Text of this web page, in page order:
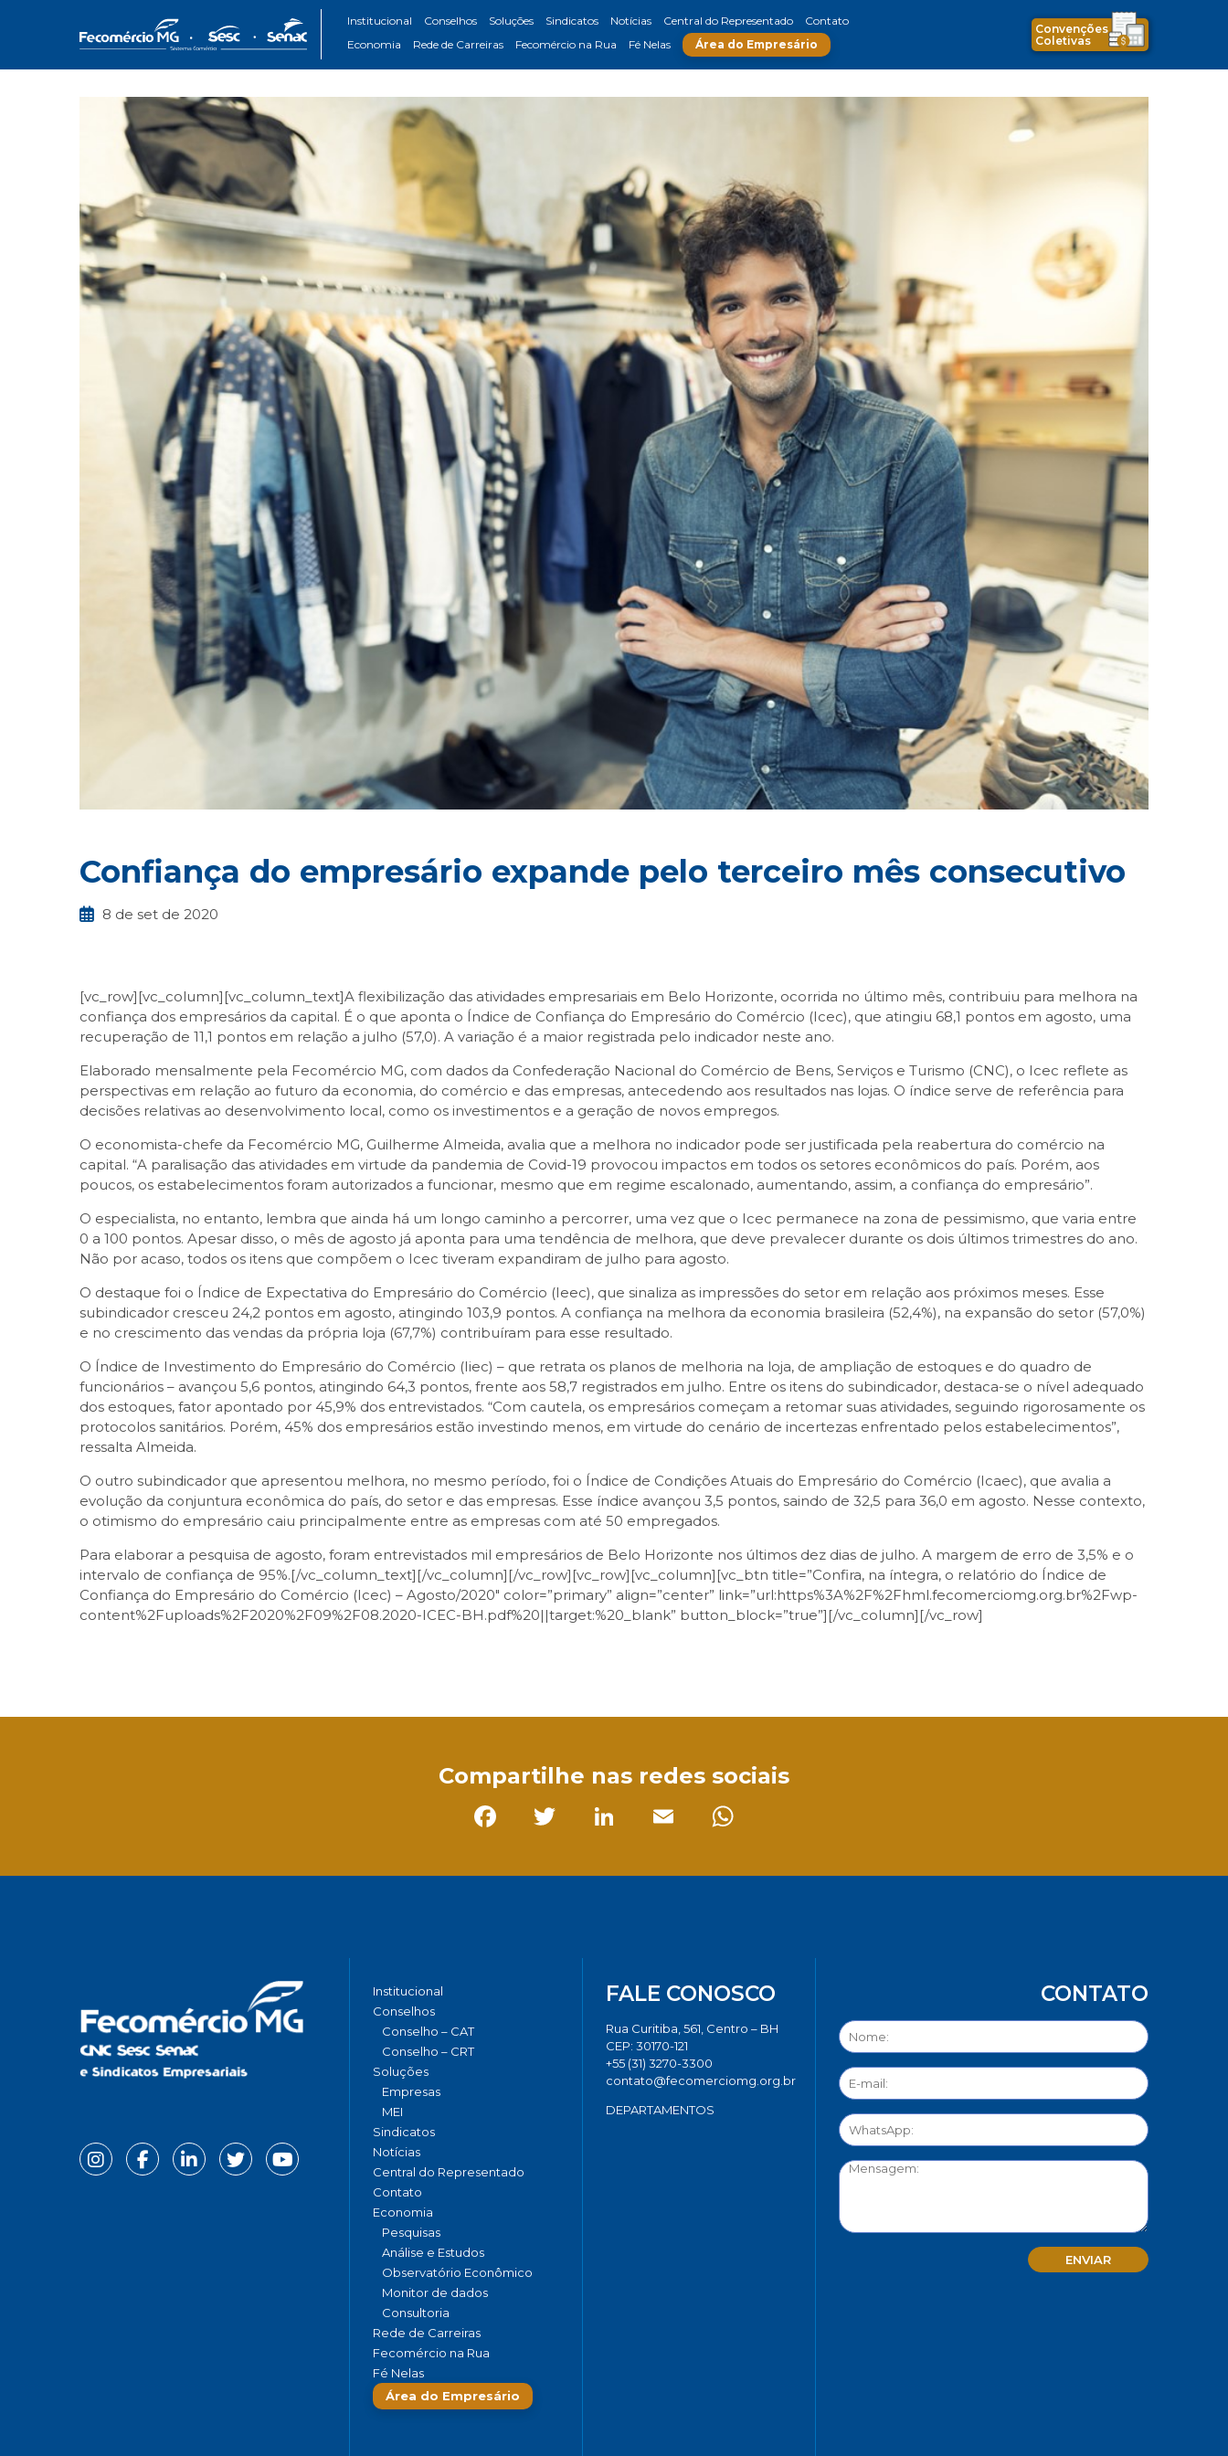
Institucional Conselhos Soluções Sindicatos Notícias Central do Representado
Contato
Economia
Rede de Carreiras Fecomércio na Rua Fé Nelas Área do Empresário
Convenções
Coletivas
Confiança do empresário expande pelo terceiro mês consecutivo
8 de set de 2020
[vc_row][vc_column][vc_column_text]A flexibilização das atividades empresariais em Belo Horizonte, ocorrida no último mês, contribuiu para melhora na
confiança dos empresários da capital. É o que aponta o Índice de Confiança do Empresário do Comércio (Icec), que atingiu 68,1 pontos em agosto, uma
recuperação de 11,1 pontos em relação a julho (57,0). A variação é a maior registrada pelo indicador neste ano.
Elaborado mensalmente pela Fecomércio MG, com dados da Confederação Nacional do Comércio de Bens, Serviços e Turismo (CNC), o Icec reflete as
perspectivas em relação ao futuro da economia, do comércio e das empresas, antecedendo aos resultados nas lojas. O índice serve de referência para
decisões relativas ao desenvolvimento local, como os investimentos e a geração de novos empregos.
O economista-chefe da Fecomércio MG, Guilherme Almeida, avalia que a melhora no indicador pode ser justificada pela reabertura do comércio na
capital. “A paralisação das atividades em virtude da pandemia de Covid-19 provocou impactos em todos os setores econômicos do país. Porém, aos
poucos, os estabelecimentos foram autorizados a funcionar, mesmo que em regime escalonado, aumentando, assim, a confiança do empresário”.
O especialista, no entanto, lembra que ainda há um longo caminho a percorrer, uma vez que o Icec permanece na zona de pessimismo, que varia entre
0 a 100 pontos. Apesar disso, o mês de agosto já aponta para uma tendência de melhora, que deve prevalecer durante os dois últimos trimestres do ano.
Não por acaso, todos os itens que compõem o Icec tiveram expandiram de julho para agosto.
O destaque foi o Índice de Expectativa do Empresário do Comércio (Ieec), que sinaliza as impressões do setor em relação aos próximos meses. Esse
subindicador cresceu 24,2 pontos em agosto, atingindo 103,9 pontos. A confiança na melhora da economia brasileira (52,4%), na expansão do setor (57,0%)
e no crescimento das vendas da própria loja (67,7%) contribuíram para esse resultado.
O Índice de Investimento do Empresário do Comércio (Iiec) – que retrata os planos de melhoria na loja, de ampliação de estoques e do quadro de
funcionários – avançou 5,6 pontos, atingindo 64,3 pontos, frente aos 58,7 registrados em julho. Entre os itens do subindicador, destaca-se o nível adequado
dos estoques, fator apontado por 45,9% dos entrevistados. “Com cautela, os empresários começam a retomar suas atividades, seguindo rigorosamente os
protocolos sanitários. Porém, 45% dos empresários estão investindo menos, em virtude do cenário de incertezas enfrentado pelos estabelecimentos”,
ressalta Almeida.
O outro subindicador que apresentou melhora, no mesmo período, foi o Índice de Condições Atuais do Empresário do Comércio (Icaec), que avalia a
evolução da conjuntura econômica do país, do setor e das empresas. Esse índice avançou 3,5 pontos, saindo de 32,5 para 36,0 em agosto. Nesse contexto,
o otimismo do empresário caiu principalmente entre as empresas com até 50 empregados.
Para elaborar a pesquisa de agosto, foram entrevistados mil empresários de Belo Horizonte nos últimos dez dias de julho. A margem de erro de 3,5% e o
intervalo de confiança de 95%.[/vc_column_text][/vc_column][/vc_row][vc_row][vc_column][vc_btn title=”Confira, na íntegra, o relatório do Índice de
Confiança do Empresário do Comércio (Icec) – Agosto/2020″ color=”primary” align=”center” link=”url:https%3A%2F%2Fhml.fecomerciomg.org.br%2Fwp-
content%2Fuploads%2F2020%2F09%2F08.2020-ICEC-BH.pdf%20||target:%20_blank” button_block=”true”][/vc_column][/vc_row]
Compartilhe nas redes sociais
Institucional
Conselhos
Conselho – CAT
Conselho – CRT
Soluções
Empresas
MEI
Sindicatos
Notícias
Central do Representado
Contato
Economia
Pesquisas
Análise e Estudos
Observatório Econômico
Monitor de dados
Consultoria
Rede de Carreiras
Fecomércio na Rua
Fé Nelas
Área do Empresário
FALE CONOSCO
Rua Curitiba, 561, Centro – BH
CEP: 30170-121
+55 (31) 3270-3300
contato@fecomerciomg.org.br
DEPARTAMENTOS
CONTATO